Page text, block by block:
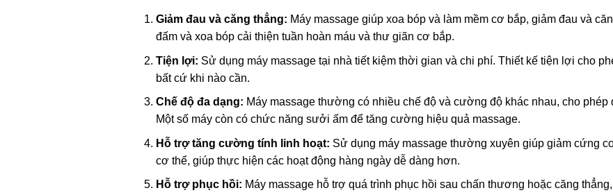
Giảm đau và căng thẳng: Máy massage giúp xoa bóp và làm mềm cơ bắp, giảm đau và
đấm và xoa bóp cải thiện tuần hoàn máu và thư giãn cơ bắp.
Tiện lợi: Sử dụng máy massage tại nhà tiết kiệm thời gian và chi phí. Thiết kế tiện lợi cho
bất cứ khi nào cần.
Chế độ đa dạng: Máy massage thường có nhiều chế độ và cường độ khác nhau, cho phép
Một số máy còn có chức năng sưởi ấm để tăng cường hiệu quả massage.
Hỗ trợ tăng cường tính linh hoạt: Sử dụng máy massage thường xuyên giúp giảm cứng
cơ thể, giúp thực hiện các hoạt động hàng ngày dễ dàng hơn.
Hỗ trợ phục hồi: Máy massage hỗ trợ quá trình phục hồi sau chấn thương hoặc căng